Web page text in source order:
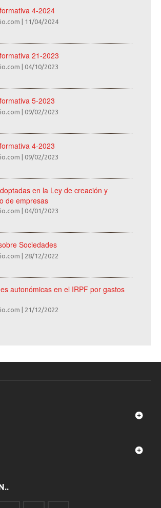
4-2024
| 11/04/2024
21-2023
| 04/10/2023
5-2023
| 09/02/2023
4-2023
| 09/02/2023
en la Ley de creación y
de empresas
| 04/01/2023
Sociedades
| 28/12/2022
autonómicas en el IRPF por gastos
| 21/12/2022